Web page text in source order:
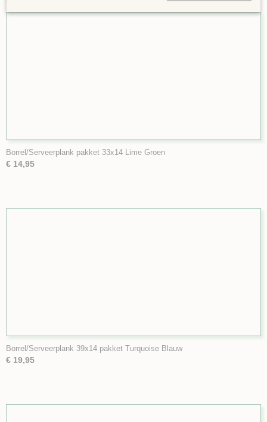
Borrel/Serveerplank pakket 33x14 Lime Groen
€ 14,95
Borrel/Serveerplank 39x14 pakket Turquoise Blauw
€ 19,95